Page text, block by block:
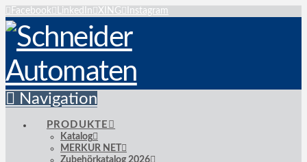
Facebook LinkedIn XING Instagram
Navigation
PRODUKTE
Katalog
MERKUR NET
Zubehörkatalog 2026